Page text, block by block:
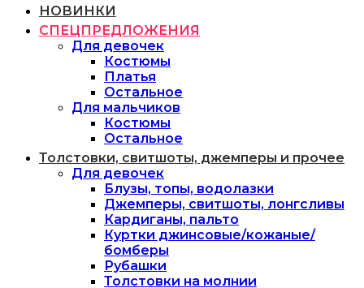
НОВИНКИ
СПЕЦПРЕДЛОЖЕНИЯ
Для девочек
Костюмы
Платья
Остальное
Для мальчиков
Костюмы
Остальное
Толстовки, свитшоты, джемперы и прочее
Для девочек
Блузы, топы, водолазки
Джемперы, свитшоты, лонгсливы
Кардиганы, пальто
Куртки джинсовые/кожаные/
бомберы
Рубашки
Толстовки на молнии